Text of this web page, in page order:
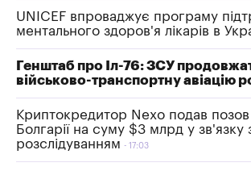
UNICEF впроваджує програму
ментального здоров'я лікарів в
Генштаб про Іл-76: ЗСУ
військово-транспортну авіацію
Криптокредитор Nexo подав
Болгарії на суму $3 млрд у зв'язку
розслідуванням
17:03